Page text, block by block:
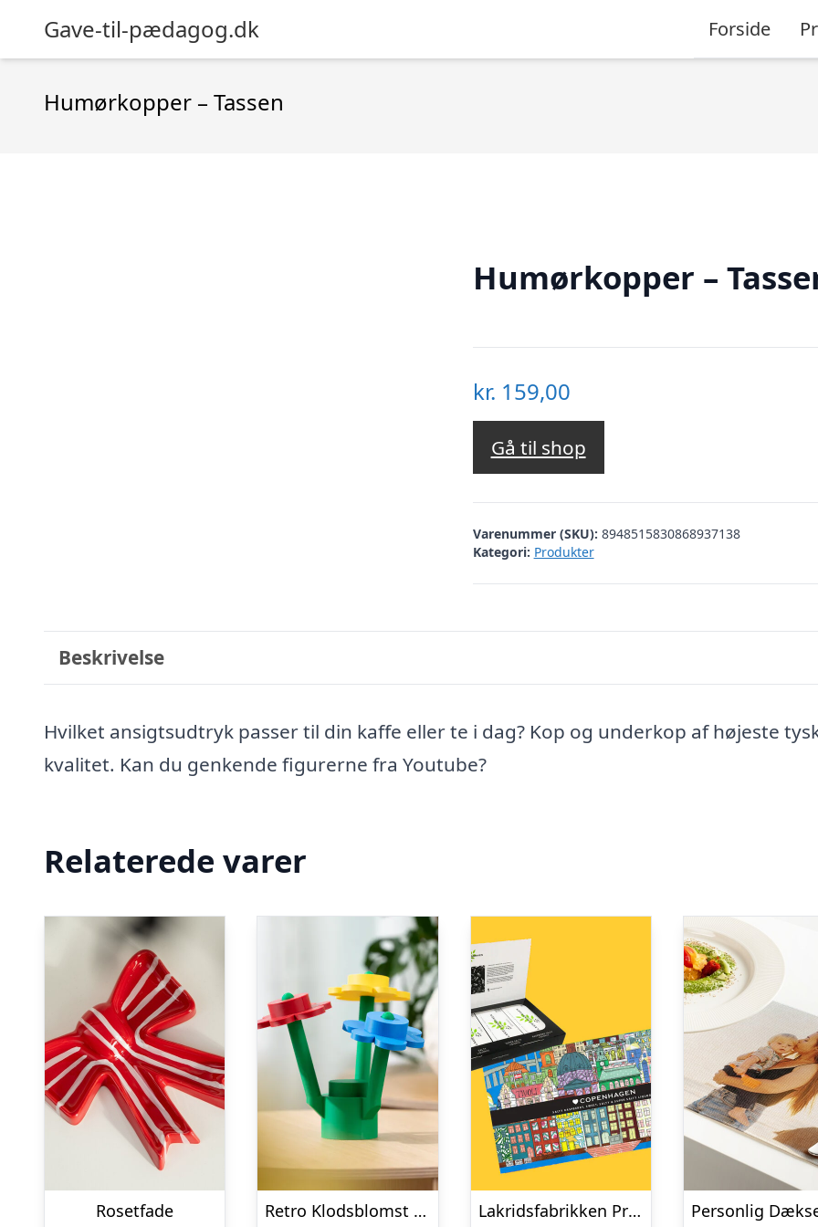
Gave-til-pædagog.dk Forside
Humørkopper – Tassen
Humørkopper –
kr. 159,00
Gå til shop
Varenummer (SKU): 8948515830868937138
Kategori: Produkter
Beskrivelse
Hvilket ansigtsudtryk passer til din kaffe eller te i dag? Kop og underkop af højeste
kvalitet. Kan du genkende figurerne fra Youtube?
Relaterede varer
Rosetfade Retro Klodsblomst – Mellem Lakridsfabrikken Premiumlakrids – Copenhagen